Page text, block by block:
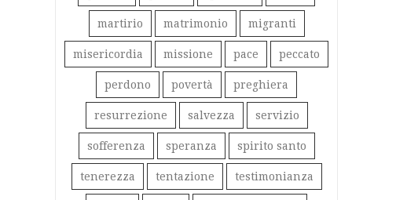
martirio matrimonio migranti
misericordia missione pace peccato
perdono povertà preghiera
resurrezione salvezza servizio
sofferenza speranza spirito santo
tenerezza tentazione testimonianza